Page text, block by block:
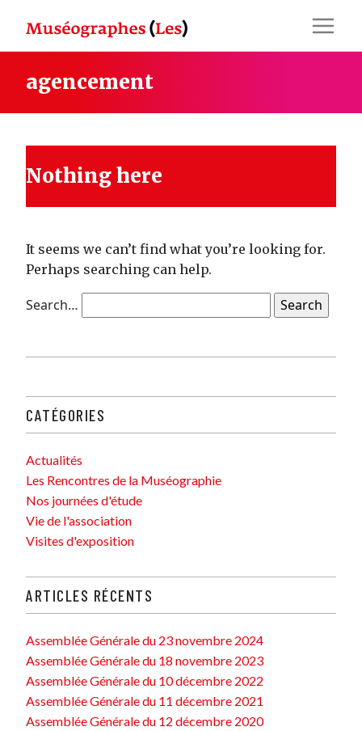
content
agencement
Nothing here
It seems we can’t find what you’re looking for.
Perhaps searching can help.
Search…
CATÉGORIES
Actualités
Les Rencontres de la Muséographie
Nos journées d'étude
Vie de l'association
Visites d'exposition
ARTICLES RÉCENTS
Assemblée Générale du 23 novembre 2024
Assemblée Générale du 18 novembre 2023
Assemblée Générale du 10 décembre 2022
Assemblée Générale du 11 décembre 2021
Assemblée Générale du 12 décembre 2020